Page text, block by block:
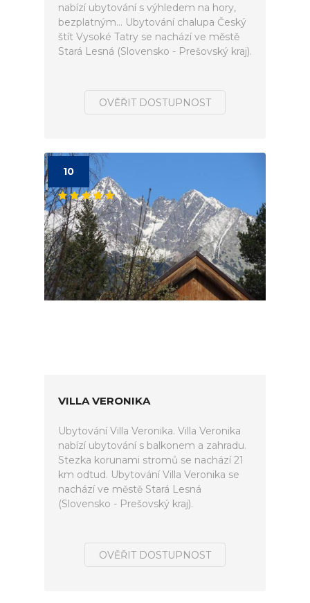
nabízí ubytování s výhledem na hory,
bezplatným... Ubytování chalupa Český
štít Vysoké Tatry se nachází ve městě
Stará Lesná (Slovensko - Prešovský kraj).
OVĚŘIT DOSTUPNOST
10
VILLA VERONIKA
Ubytování Villa Veronika. Villa Veronika
nabízí ubytování s balkonem a zahradu.
Stezka korunami stromů se nachází 21
km odtud. Ubytování Villa Veronika se
nachází ve městě Stará Lesná
(Slovensko - Prešovský kraj).
OVĚŘIT DOSTUPNOST